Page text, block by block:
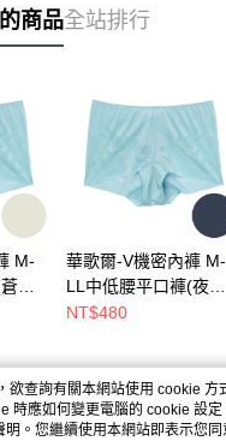
商品全站排行
M-
穹
貼
華歌爾-V機密內褲 M-
LL中低腰平口褲(夜幕
橄欖) 深V剪裁-超薄貼
NT$480